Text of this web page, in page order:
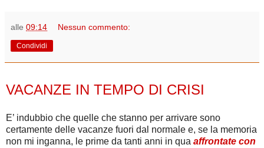
alle 09:14 Nessun commento:
Condividi
VACANZE IN TEMPO DI CRISI
E’ indubbio che quelle che stanno per arrivare sono
certamente delle vacanze fuori dal normale e, se la memoria
non mi inganna, le prime da tanti anni in qua affrontate con